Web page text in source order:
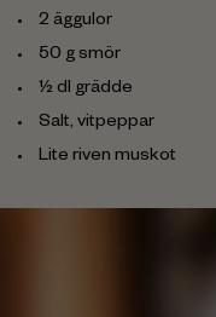
2 äggulor
50 g smör
½ dl grädde
Salt, vitpeppar
Lite riven muskot